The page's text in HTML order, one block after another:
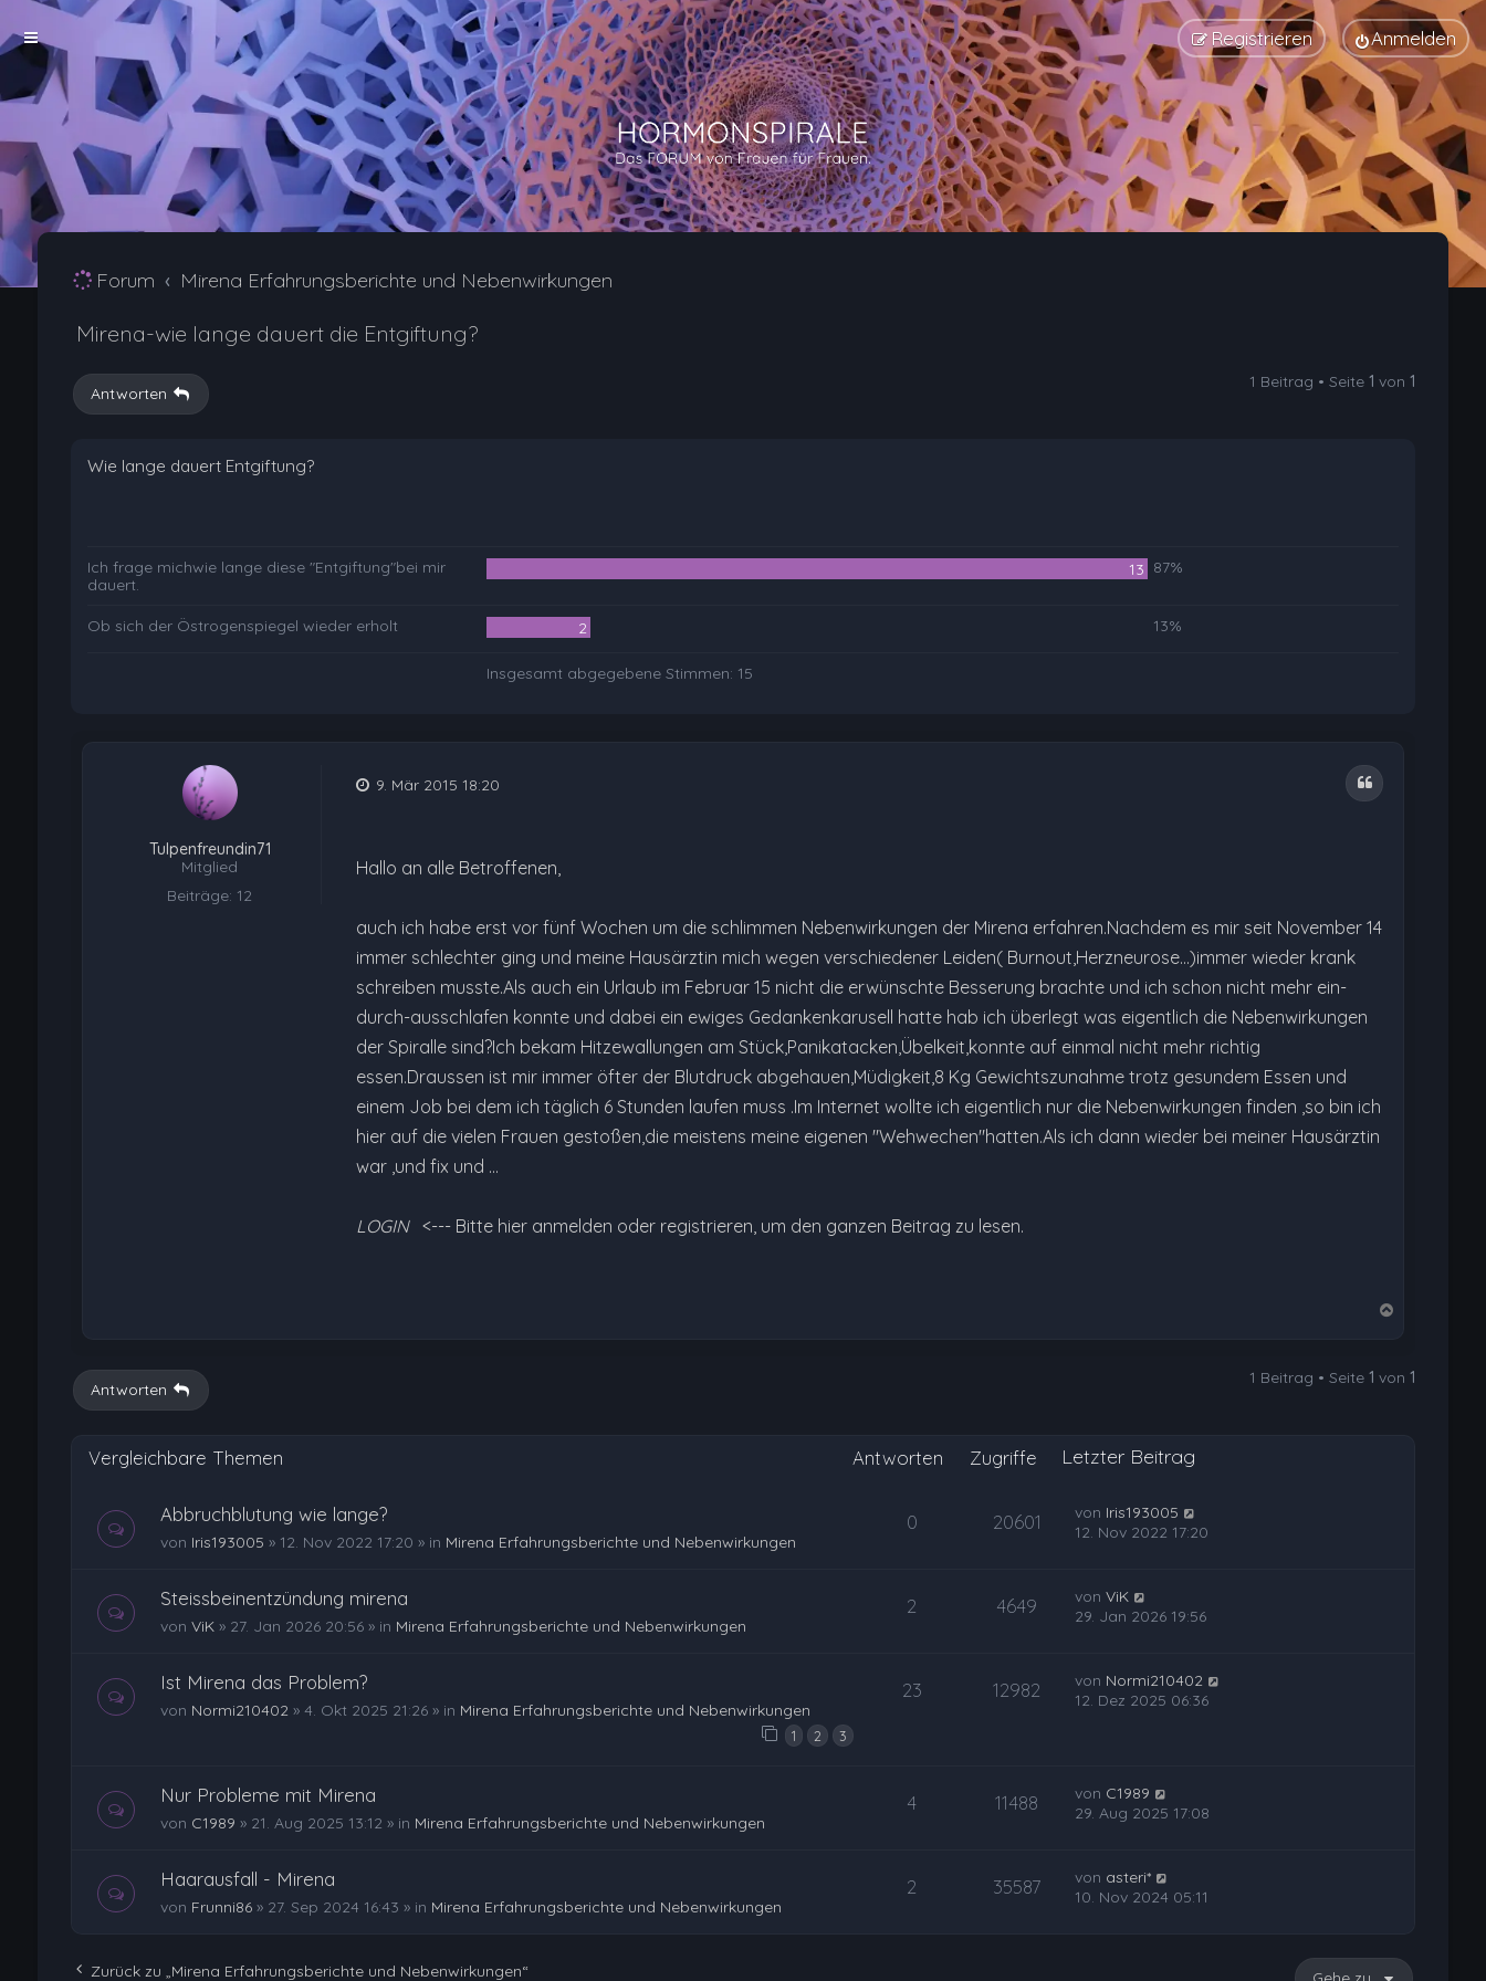
Anmelden
Registrieren
Forum Mirena Erfahrungsberichte und Nebenwirkungen
Mirena-wie lange dauert die Entgiftung?
Antworten
1 Beitrag • Seite1 von1
Wie lange dauert Entgiftung?
Ich frage michwie lange diese "Entgiftung"bei mir
dauert.
13 87%
Ob sich der Östrogenspiegel wieder erholt 2 13%
Insgesamt abgegebene Stimmen: 15
Tulpenfreundin71
Mitglied
Beiträge: 12
Zitat
9. Mär 2015 18:20
Hallo an alle Betroffenen,
auch ich habe erst vor fünf Wochen um die schlimmen Nebenwirkungen der Mirena erfahren.Nachdem es mir seit November 14
immer schlechter ging und meine Hausärztin mich wegen verschiedener Leiden( Burnout,Herzneurose...)immer wieder krank
schreiben musste.Als auch ein Urlaub im Februar 15 nicht die erwünschte Besserung brachte und ich schon nicht mehr ein-
durch-ausschlafen konnte und dabei ein ewiges Gedankenkarusell hatte hab ich überlegt was eigentlich die Nebenwirkungen
der Spiralle sind?Ich bekam Hitzewallungen am Stück,Panikatacken,Übelkeit,konnte auf einmal nicht mehr richtig
essen.Draussen ist mir immer öfter der Blutdruck abgehauen,Müdigkeit,8 Kg Gewichtszunahme trotz gesundem Essen und
einem Job bei dem ich täglich 6 Stunden laufen muss .Im Internet wollte ich eigentlich nur die Nebenwirkungen finden ,so bin ich
hier auf die vielen Frauen gestoßen,die meistens meine eigenen "Wehwechen"hatten.Als ich dann wieder bei meiner Hausärztin
war ,und fix und …
LOGIN <--- Bitte hier anmelden oder registrieren, um den ganzen Beitrag zu lesen.
h
Antworten
1 Beitrag • Seite1 von1
Vergleichbare Themen Antworten Zugriffe Letzter Beitrag
Abbruchblutung wie lange?
von Iris193005 » 12. Nov 2022 17:20 » in Mirena Erfahrungsberichte und Nebenwirkungen
0 20601 von Iris193005
12. Nov 2022 17:20
Steissbeinentzündung mirena
von ViK» 27. Jan 2026 20:56» in Mirena Erfahrungsberichte und Nebenwirkungen
2 4649 vonViK
29. Jan 2026 19:56
Ist Mirena das Problem?
von Normi210402» 4. Okt 2025 21:26» in Mirena Erfahrungsberichte und Nebenwirkungen
1 2 3
23 12982 von Normi210402
12. Dez 2025 06:36
Nur Probleme mit Mirena
von C1989 » 21. Aug 2025 13:12 » in Mirena Erfahrungsberichte und Nebenwirkungen
4 11488 von C1989
29. Aug 2025 17:08
Haarausfall - Mirena
von Frunni86» 27. Sep 2024 16:43 » in Mirena Erfahrungsberichte und Nebenwirkungen
2 35587 von asteri*
10. Nov 2024 05:11
Zurück zu „Mirena Erfahrungsberichte und Nebenwirkungen“